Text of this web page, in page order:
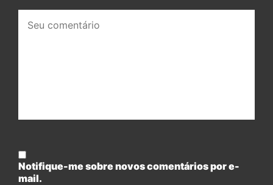
comentário:
Notifique-me sobre novos comentários por e-
mail.